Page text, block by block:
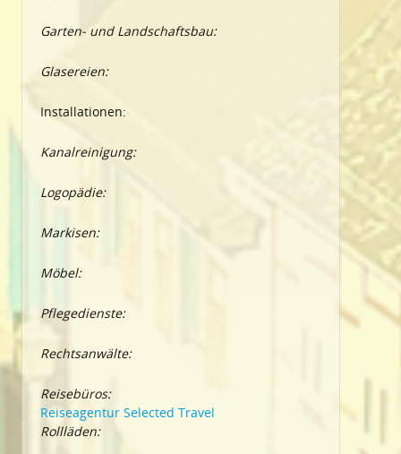
Garten- und Landschaftsbau:
Glasereien:
Installationen:
Kanalreinigung:
Logopädie:
Markisen:
Möbel:
Pflegedienste:
Rechtsanwälte:
Reisebüros:
Reiseagentur Selected Travel
Rollläden: